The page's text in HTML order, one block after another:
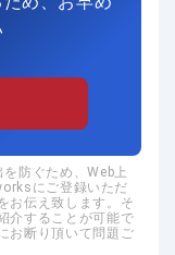
防ぐため、Web上
にご登録いただ
お伝え致します。そ
介することが可能で
お断り頂いて問題ご